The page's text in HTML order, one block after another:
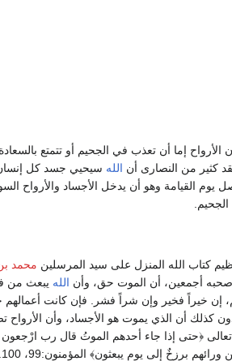
الأرواح إما أن تعذب في الجحيم أو تتمتع
كثير من النصارى أن الله سيحيي جسد كل إنسان
يوم القيامة وهو أن يدخل الأجساد والأرواح
كتاب الله المنزل على سيد المرسلين محمد
أجمعين، أن الموت حق، وأن الله يبعث من
إن خيراً فخير وإن شراً فشر. فإن كانت أعمالهم
كذلك أن الذي يموت هو الأجساد، وأن الأرواح
تعالى ﴿حتى إذا جاء أحدهم الموتُ قال رب ارْجعون